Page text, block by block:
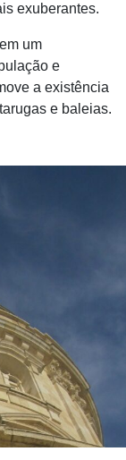
exuberantes.
um
e
a existência
e baleias.